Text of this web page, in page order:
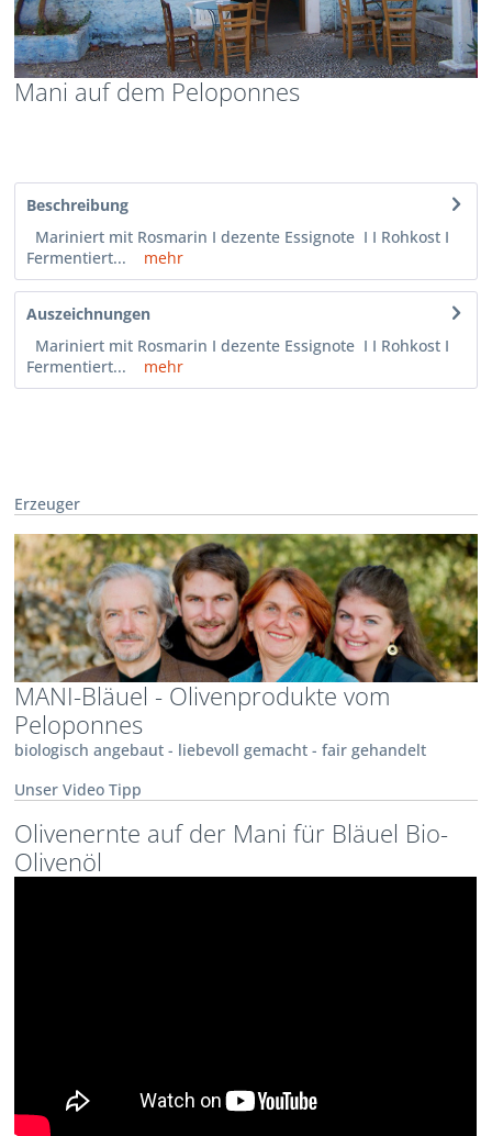
Mani auf dem Peloponnes
Beschreibung
Mariniert mit Rosmarin I dezente Essignote I I Rohkost I
Fermentiert...
mehr
Auszeichnungen
Mariniert mit Rosmarin I dezente Essignote I I Rohkost I
Fermentiert...
mehr
Erzeuger
MANI-Bläuel - Olivenprodukte vom
Peloponnes
biologisch angebaut - liebevoll gemacht - fair gehandelt
Unser Video Tipp
Olivenernte auf der Mani für Bläuel Bio-
Olivenöl